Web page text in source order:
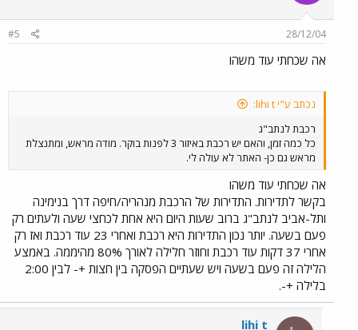
28/12/04
#5
אה שכחתי עוד משהו
נכתב ע"י lihi t:
רכבת לנתב"ג
כל כמה זמן, והאם יש רכבת באיזור 3 לפנות בוקר. מודה מראש, ומתנצלת
מראש גם כן- האתר לא עולה לי.
אה שכחתי עוד משהו
בקשר לתדירות. התדירות של הרכבת מנהריה/חיפה דרך בנימינה
ותל-אביב לנתב"ג ברוב שעות היום היא אחת לכחצי שעה ולעתים רק
פעם בשעה. יותר נכון התדירות היא רכבת ואחרי 23 עוד רכבת ואז רק
אחרי 37 דקות עוד רכבת וחוזר חלילה לאורך 80% מהיממה. באמצע
הלילה זה פעם בשעה ויש שעתיים הפסקה בין חצות +- לבין 2:00
בלילה +-.
lihi t